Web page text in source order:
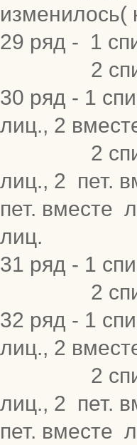
изменилось(
29 ряд - 1
2 спица
30 ряд - 1
лиц., 2
2 спица -
лиц., 2 пет.
пет. вместе
лиц.
31 ряд - 1
2 спица
32 ряд - 1
лиц., 2
2 спица -
лиц., 2 пет.
пет. вместе